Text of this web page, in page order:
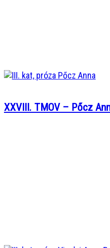
XXVIII. TMOV – Pőcz